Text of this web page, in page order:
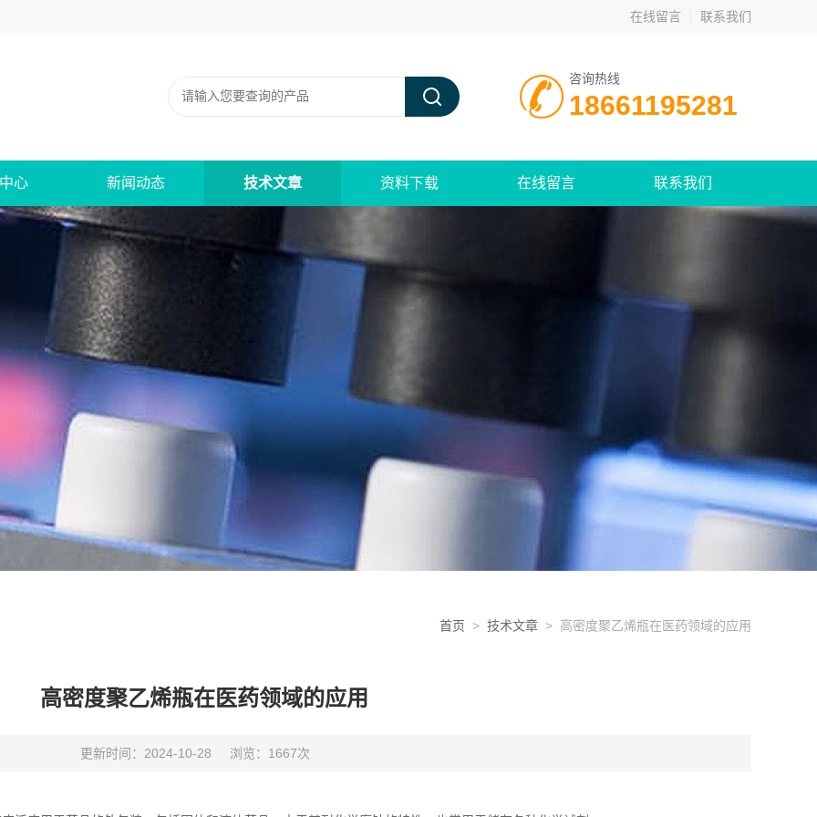
在线留言 联系我们
咨询热线
18661195281
心 新闻动态 技术文章 资料下载 在线留言 联系我们
首页 > 技术文章 > 高密度聚乙烯瓶在医药领域的应用
高密度聚乙烯瓶在医药领域的应用
更新时间：2024-10-28 浏览：1667次